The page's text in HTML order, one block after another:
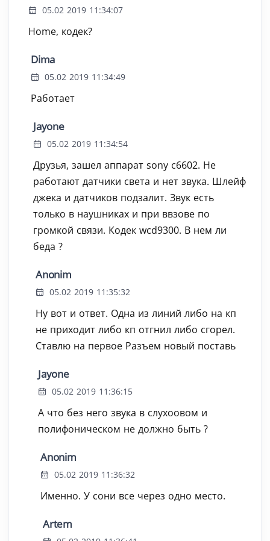
05.02 2019 11:34:07
Home, кодек?
Dima
05.02 2019 11:34:49
Работает
Jayone
05.02 2019 11:34:54
Друзья, зашел аппарат sony c6602. Не
работают датчики света и нет звука. Шлейф
джека и датчиков подзалит. Звук есть
только в наушниках и при ввзове по
громкой связи. Кодек wcd9300. В нем ли
беда ?
Anonim
05.02 2019 11:35:32
Ну вот и ответ. Одна из линий либо на кп
не приходит либо кп отгнил либо сгорел.
Ставлю на первое Разъем новый поставь
Jayone
05.02 2019 11:36:15
А что без него звука в слухоовом и
полифоническом не должно быть ?
Anonim
05.02 2019 11:36:32
Именно. У сони все через одно место.
Artem